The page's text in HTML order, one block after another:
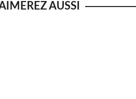
AUSSI